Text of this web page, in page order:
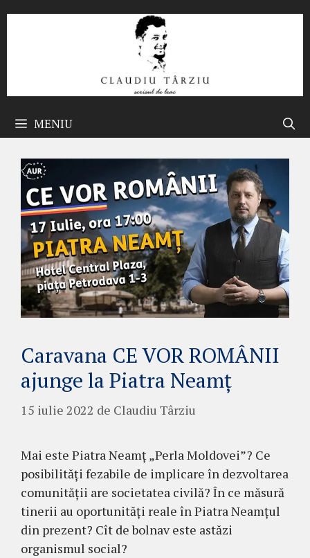
MENIU
Caravana CE VOR ROMÂNII
ajunge la Piatra Neamț
15 iulie 2022 de Claudiu Târziu
Mai este Piatra Neamț „Perla Moldovei”? Ce
posibilități fezabile de implicare în dezvoltarea
comunității are societatea civilă? În ce măsură
tinerii au oportunități reale în Piatra Neamțul
din prezent? Cît de bolnav este astăzi
organismul social?